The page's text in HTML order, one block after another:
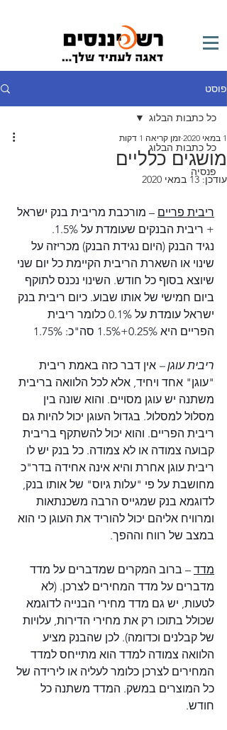
פוסט
כל כתבות הבלוג
פנסיה
כל כתבות הבלוג
מושגים כלליים
1 במאי 2020 זמן קריאה 1 דקות
עודכן:13 במאי 2020
ריבית פריים – מורכבת מריבית בנק ישראל
+ ריבית הבנקים שעומדת על 1.5%.
נגיד הבנק (היום נגידת הבנק) מכריזה על
שינוי או השארת הריבית הקיימת כל יום שני
שיוצא בסוף כל חודש. השינוי נכנס לתוקף
ביום חמישי של אותו שבוע. כיום ריבית בנק
ישראל עומדת על 0.1% כלומר ריבית
הפריים היא 0.25%+1.5% סה"כ: 1.75%
ריבית עוגן – אין דבר כזה באמת ריבית
"עוגן" אחד ויחיד, אלא לכל הלוואה בריבית
משתנה יש עוגן מסויים. והוא שונה בין
מסלול למסלול. בגדול העוגן יכול להיות גם
ריבית הפריים. והוא יכול להשתקף בריבית
קבועה צמודה או לא צמודה. כל בנק יש לו
ריבית עוגן אחרת והיא אינה אחידה בדר"כ
מחושבת על פי "עלות גיוס" של אותו בנק,
לדוגמא בנק שמגייס הרבה משכנתאות
ומרוויח אליהם יכול להוריד את העוגן כי הוא
במצב של רווח וההפך.
מדד – ברוב המקרים שמדברים על מדד
מדברים על מדד המחירים לצרכן. (לא
לטעות, יש גם מדד מחירי הבנייה לדוגמא
שכולל בתוכו רק את מחירי הדירות, עלויות
של קבלנים וכדומה). לכן שהבנק מציע
הלוואה צמודה למדד הוא מתייחס למדד
המחירים לצרכן כלומר לעליה או לירידה של
כל המוצרים במשק. המדד משתנה כל
חודש.